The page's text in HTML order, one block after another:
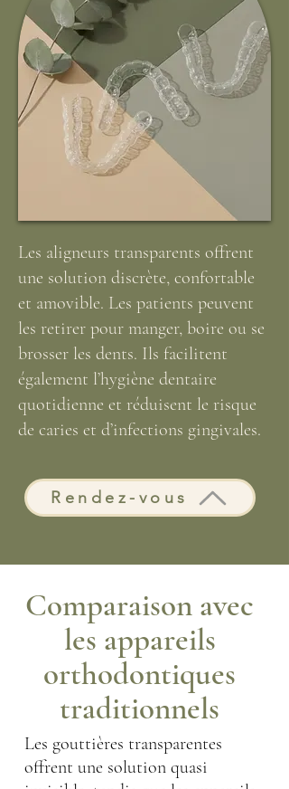
Les aligneurs transparents offrent
une solution discrète, confortable
et amovible. Les patients peuvent
les retirer pour manger, boire ou se
brosser les dents. Ils facilitent
également l’hygiène dentaire
quotidienne et réduisent le risque
de caries et d’infections gingivales.
Rendez-vous
Comparaison avec
les appareils
orthodontiques
traditionnels
Les gouttières transparentes
offrent une solution quasi